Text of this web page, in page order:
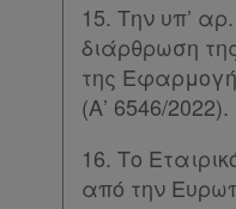
15. Την υπ’
διάρθρωση
της
(Α’ 6546/2022).
16. Το
από την